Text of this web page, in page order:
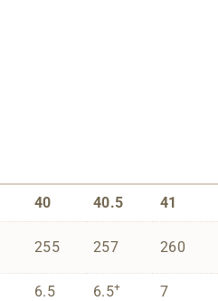
40 40.5 41
255 257 260
6.5 6.5+ 7